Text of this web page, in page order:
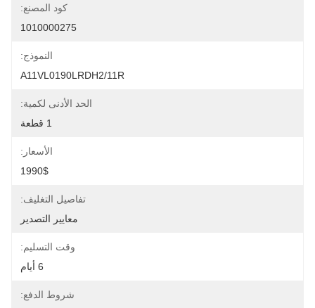
كود المصنع:
1010000275
النموذج:
A11VL0190LRDH2/11R
الحد الأدنى لكمية:
1 قطعة
الأسعار:
1990$
تفاصيل التغليف:
معايير التصدير
وقت التسليم:
6 أيام
شروط الدفع: